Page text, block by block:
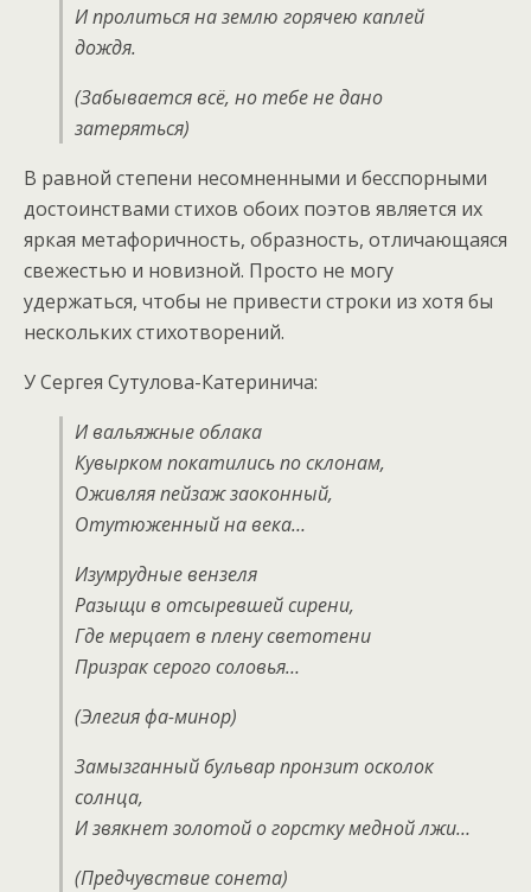
И пролиться на землю горячею каплей
дождя.
(Забывается всё, но тебе не дано
затеряться)
В равной степени несомненными и бесспорными
достоинствами стихов обоих поэтов является их
яркая метафоричность, образность, отличающаяся
свежестью и новизной. Просто не могу
удержаться, чтобы не привести строки из хотя бы
нескольких стихотворений.
У Сергея Сутулова-Катеринича:
И вальяжные облака
Кувырком покатились по склонам,
Оживляя пейзаж заоконный,
Отутюженный на века…
Изумрудные вензеля
Разыщи в отсыревшей сирени,
Где мерцает в плену светотени
Призрак серого соловья…
(Элегия фа-минор)
Замызганный бульвар пронзит осколок
солнца,
И звякнет золотой о горстку медной лжи…
(Предчувствие сонета)